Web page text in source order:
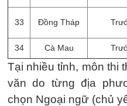
33 Đồng Tháp
34 Cà Mau
Tại nhiều tỉnh, môn thi
văn do từng địa
chọn Ngoại ngữ (chủ